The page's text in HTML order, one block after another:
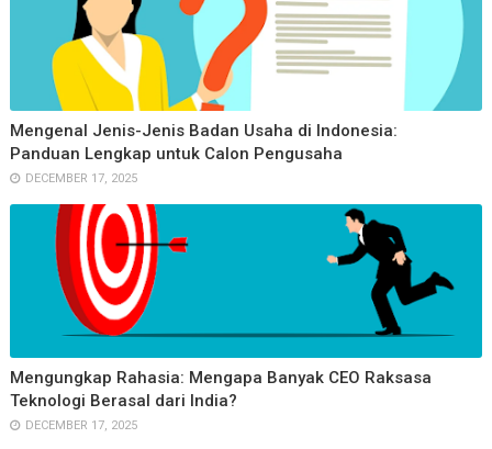
Mengenal Jenis-Jenis Badan Usaha di Indonesia:
Panduan Lengkap untuk Calon Pengusaha
DECEMBER 17, 2025
Mengungkap Rahasia: Mengapa Banyak CEO Raksasa
Teknologi Berasal dari India?
DECEMBER 17, 2025